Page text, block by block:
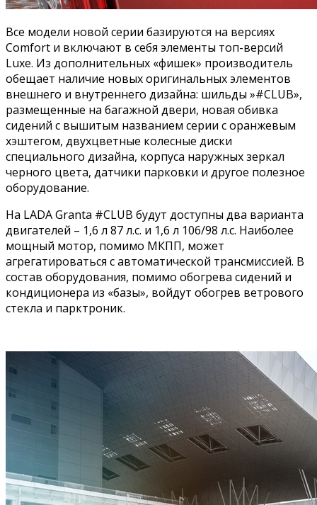
Все модели новой серии базируются на версиях
Comfort и включают в себя элементы топ-версий
Luxe. Из дополнительных «фишек» производитель
обещает наличие новых оригинальных элементов
внешнего и внутреннего дизайна: шильды »#CLUB»,
размещенные на багажной двери, новая обивка
сидений с вышитым названием серии с оранжевым
хэштегом, двухцветные колесные диски
специального дизайна, корпуса наружных зеркал
черного цвета, датчики парковки и другое полезное
оборудование.
На LADA Granta #CLUB будут доступны два варианта
двигателей – 1,6 л 87 л.с. и 1,6 л 106/98 л.с. Наиболее
мощный мотор, помимо МКПП, может
агрегатироваться с автоматической трансмиссией. В
состав оборудования, помимо обогрева сидений и
кондиционера из «базы», войдут обогрев ветрового
стекла и парктроник.